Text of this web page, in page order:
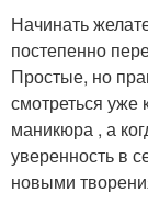
Начинать
постепенно
Простые, но
смотреться уже
маникюра , а
уверенность в
новыми